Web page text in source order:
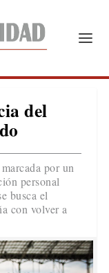
del
por un
personal
busca el
con volver a